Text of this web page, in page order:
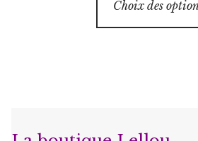
Choix des